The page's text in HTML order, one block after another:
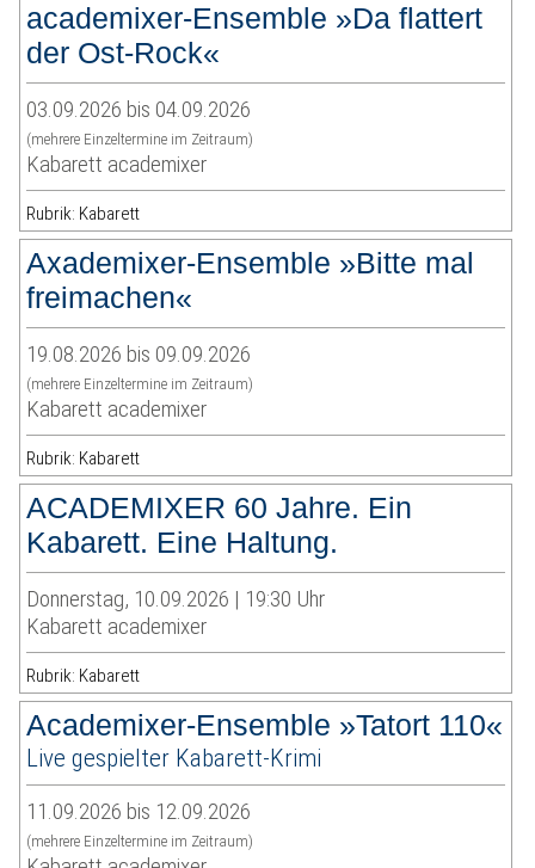
academixer-Ensemble »Da flattert
der Ost-Rock«
03.09.2026 bis 04.09.2026
(mehrere Einzeltermine im Zeitraum)
Kabarett academixer
Rubrik: Kabarett
Axademixer-Ensemble »Bitte mal
freimachen«
19.08.2026 bis 09.09.2026
(mehrere Einzeltermine im Zeitraum)
Kabarett academixer
Rubrik: Kabarett
ACADEMIXER 60 Jahre. Ein
Kabarett. Eine Haltung.
Donnerstag, 10.09.2026 | 19:30 Uhr
Kabarett academixer
Rubrik: Kabarett
Academixer-Ensemble »Tatort 110«
Live gespielter Kabarett-Krimi
11.09.2026 bis 12.09.2026
(mehrere Einzeltermine im Zeitraum)